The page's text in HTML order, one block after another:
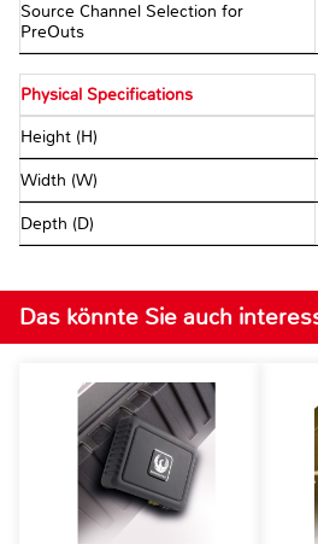
Source Channel Selection for
PreOuts
Physical Specifications
Height (H)
Width (W)
Depth (D)
Das könnte Sie auch